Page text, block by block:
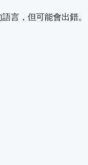
言，但可能會出錯。